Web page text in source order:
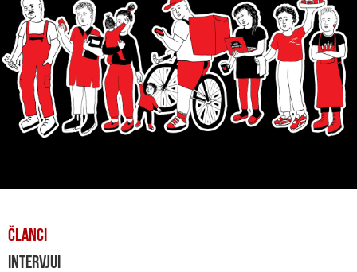
ČLANCI
INTERVJUI